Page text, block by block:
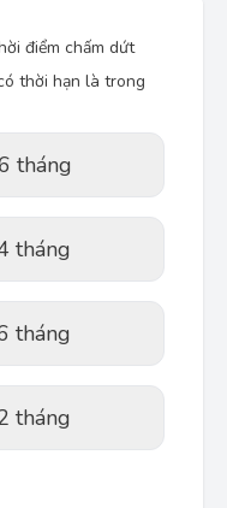
điểm chấm dứt
thời hạn là trong
tháng
tháng
tháng
tháng